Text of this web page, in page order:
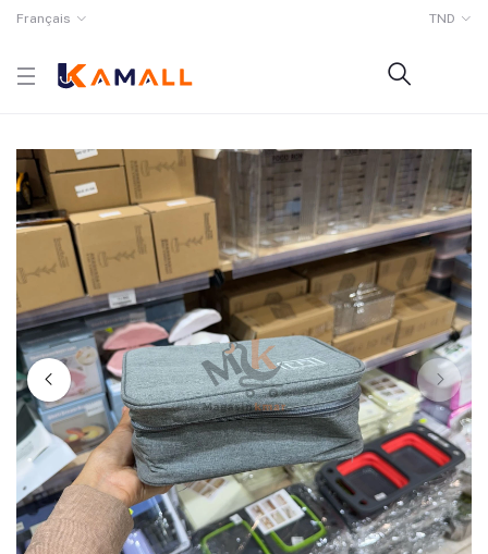
Français TND